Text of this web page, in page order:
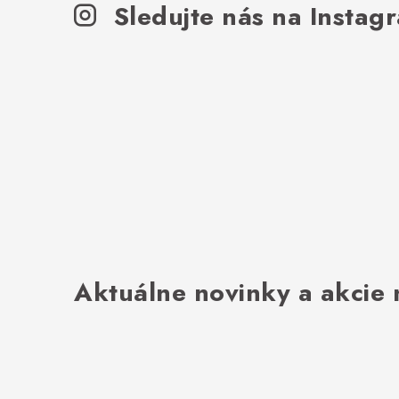
Sledujte nás na
Aktuálne novinky a akcie